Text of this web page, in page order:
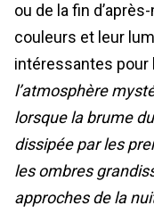
ou de la fin
couleurs et leur
intéressantes pour
l’atmosphère
lorsque la brume
dissipée par les
les ombres
approches de la